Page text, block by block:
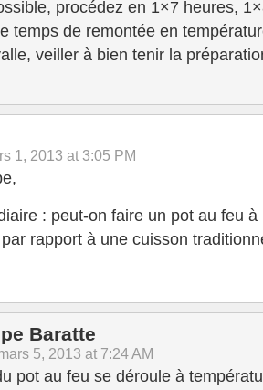
procédez en 1×7 heures,
temps de remontée en
veiller à bien tenir la
1, 2013 at 3:05 PM
: peut-on faire un pot au feu
rapport à une cuisson
Baratte
5, 2013 at 7:24 AM
pot au feu se déroule à